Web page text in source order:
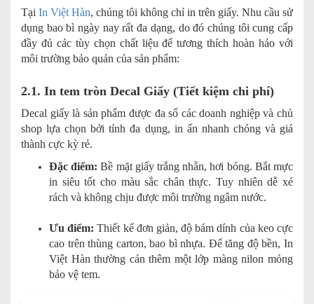
Tại In Việt Hàn, chúng tôi không chỉ in trên giấy. Nhu cầu sử
dụng bao bì ngày nay rất đa dạng, do đó chúng tôi cung cấp
đầy đủ các tùy chọn chất liệu để tương thích hoàn hảo với
môi trường bảo quản của sản phẩm:
2.1. In tem tròn Decal Giấy (Tiết kiệm chi phí)
Decal giấy là sản phẩm được đa số các doanh nghiệp và chủ
shop lựa chọn bởi tính đa dụng, in ấn nhanh chóng và giá
thành cực kỳ rẻ.
Đặc điểm: Bề mặt giấy trắng nhẵn, hơi bóng. Bắt mực
in siêu tốt cho màu sắc chân thực. Tuy nhiên dễ xé
rách và không chịu được môi trường ngâm nước.
Ưu điểm: Thiết kế đơn giản, độ bám dính của keo cực
cao trên thùng carton, bao bì nhựa. Để tăng độ bền, In
Việt Hàn thường cán thêm một lớp màng nilon mỏng
bảo vệ tem.